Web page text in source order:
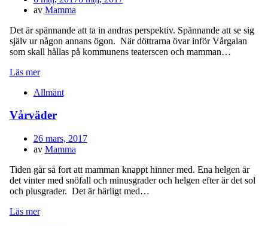
den
av Mamma
Det är spännande att ta in andras perspektiv. Spännande att se sig
själv ur någon annans ögon. När döttrarna övar inför Vårgalan
som skall hållas på kommunens teaterscen och mamman…
Läs mer
Allmänt
Vårväder
Publicerad
den
26 mars, 2017
av Mamma
Tiden går så fort att mamman knappt hinner med. Ena helgen är
det vinter med snöfall och minusgrader och helgen efter är det sol
och plusgrader. Det är härligt med…
Läs mer